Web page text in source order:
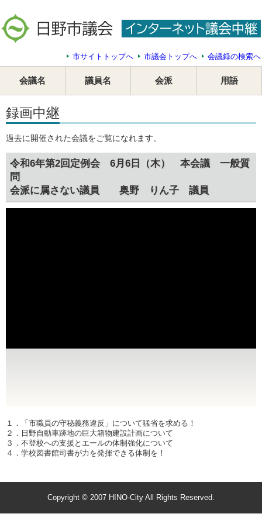
市サイトトップへ 市議会トップへ 会議録の検索へ
会議名 議員名 会派 用語
録画中継
過去に開催された会議をご覧になれます。
令和6年第2回定例会 6月6日（木） 本会議 一般質
問
会派に属さない議員 奥野 りん子 議員
１．「市職員の守秘義務違反」について猛省を求める！
２．日野自動車跡地の巨大箱物建設計画について
３．不登校への支援とエールの体制強化について
４．学校図書館司書が力を発揮できる体制を！
Copyright © 2007 HINO-City All Rights Reserved.